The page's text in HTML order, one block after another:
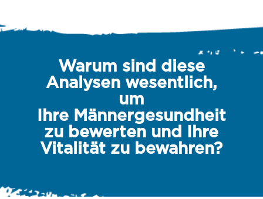
Warum sind diese
Analysen wesentlich,
um
Ihre Männergesundheit
zu bewerten und Ihre
Vitalität zu bewahren?